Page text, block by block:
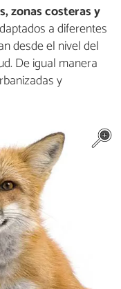
zonas costeras y
a diferentes
desde el nivel del
De igual manera
y